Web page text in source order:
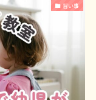
習い事